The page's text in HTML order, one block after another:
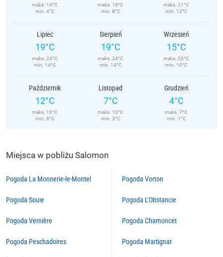
maks. 14°C
min. 4°C
maks. 18°C
min. 8°C
maks. 21°C
min. 12°C
Lipiec
19°C
maks. 24°C
min. 14°C
Sierpień
19°C
maks. 24°C
min. 14°C
Wrzesień
15°C
maks. 20°C
min. 10°C
Październik
12°C
maks. 16°C
min. 8°C
Listopad
7°C
maks. 10°C
min. 3°C
Grudzień
4°C
maks. 7°C
min. 1°C
Miejsca w pobliżu Salomon
Pogoda La Monnerie-le-Montel
Pogoda Souie
Pogoda Vernière
Pogoda Peschadoires
Pogoda Vorton
Pogoda L’Obstancie
Pogoda Chamoncet
Pogoda Martignat